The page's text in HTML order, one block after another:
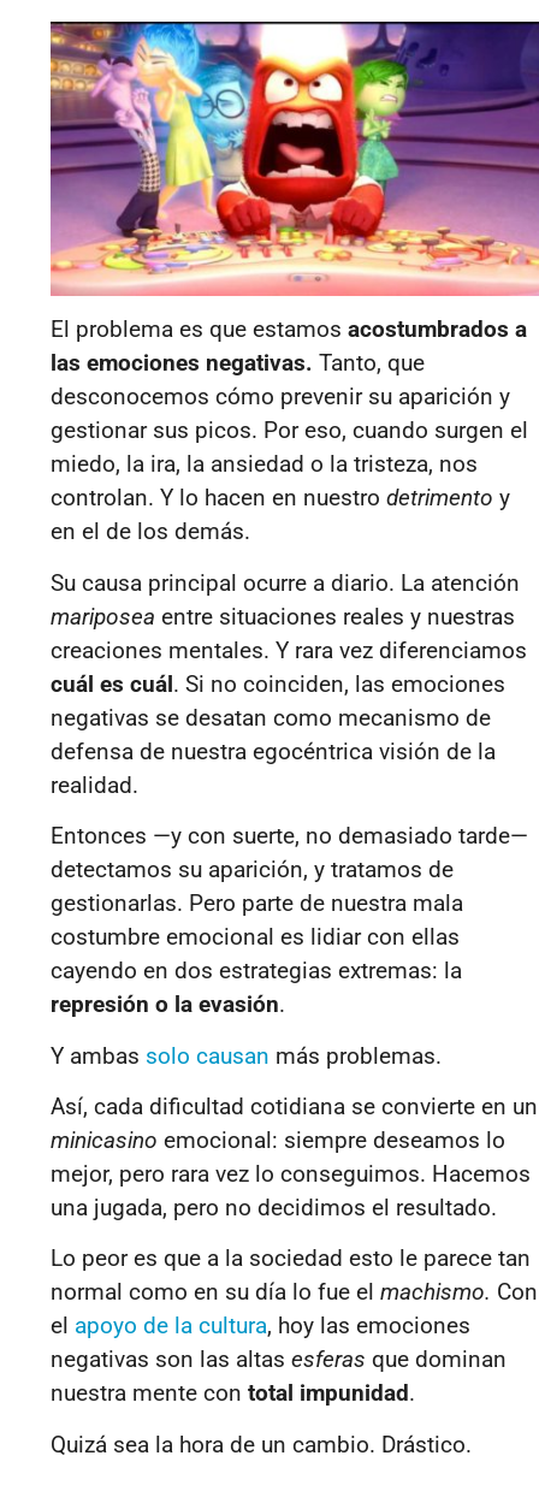
El problema es que estamos acostumbrados a
las emociones negativas. Tanto, que
desconocemos cómo prevenir su aparición y
gestionar sus picos. Por eso, cuando surgen el
miedo, la ira, la ansiedad o la tristeza, nos
controlan. Y lo hacen en nuestro detrimento y
en el de los demás.
Su causa principal ocurre a diario. La atención
mariposea entre situaciones reales y nuestras
creaciones mentales. Y rara vez diferenciamos
cuál es cuál. Si no coinciden, las emociones
negativas se desatan como mecanismo de
defensa de nuestra egocéntrica visión de la
realidad.
Entonces —y con suerte, no demasiado tarde—
detectamos su aparición, y tratamos de
gestionarlas. Pero parte de nuestra mala
costumbre emocional es lidiar con ellas
cayendo en dos estrategias extremas: la
represión o la evasión.
Y ambas solo causan más problemas.
Así, cada dificultad cotidiana se convierte en un
minicasino emocional: siempre deseamos lo
mejor, pero rara vez lo conseguimos. Hacemos
una jugada, pero no decidimos el resultado.
Lo peor es que a la sociedad esto le parece tan
normal como en su día lo fue el machismo. Con
el apoyo de la cultura, hoy las emociones
negativas son las altas esferas que dominan
nuestra mente con total impunidad.
Quizá sea la hora de un cambio. Drástico.